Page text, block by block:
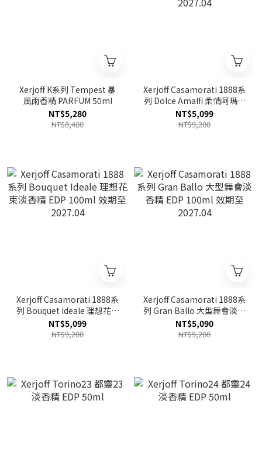
Xerjoff K系列 Tempest 暴
風雨香精 PARFUM 50ml
NT$5,280
NT$8,400
Xerjoff Casamorati 1888系
列 Dolce Amalfi 柔情阿瑪菲
淡香精 EDP 100ml 效期至
2027.04
NT$5,099
NT$9,200
Xerjoff Casamorati 1888系
列 Bouquet Ideale 理想花束
淡香精 EDP 100ml 效期至
2027.04
NT$5,099
NT$9,200
Xerjoff Casamorati 1888系
列 Gran Ballo 大型舞會淡香
精 EDP 100ml 效期至
2027.04
NT$5,090
NT$9,200